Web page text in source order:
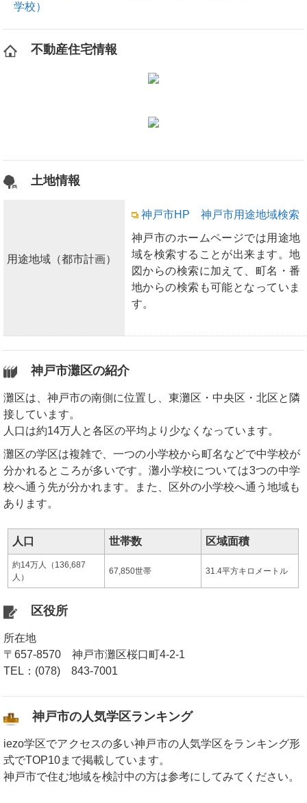
学校）
不動産住宅情報
土地情報
用途地域（都市計画）
神戸市HP 神戸市用途地域検索
神戸市のホームページでは用途地
域を検索することが出来ます。地
図からの検索に加えて、町名・番
地からの検索も可能となっていま
す。
神戸市灘区の紹介
灘区は、神戸市の南側に位置し、東灘区・中央区・北区と隣
接しています。
人口は約14万人と各区の平均より少なくなっています。
灘区の学区は複雑で、一つの小学校から町名などで中学校が
分かれるところが多いです。灘小学校については3つの中学
校へ通う先が分かれます。また、区外の小学校へ通う地域も
あります。
人口 世帯数 区域面積
約14万人（136,687
人）
67,850世帯 31.4平方キロメートル
区役所
所在地
〒657-8570 神戸市灘区桜口町4-2-1
TEL：(078) 843-7001
神戸市の人気学区ランキング
iezo学区でアクセスの多い神戸市の人気学区をランキング形
式でTOP10まで掲載しています。
神戸市で住む地域を検討中の方は参考にしてみてください。